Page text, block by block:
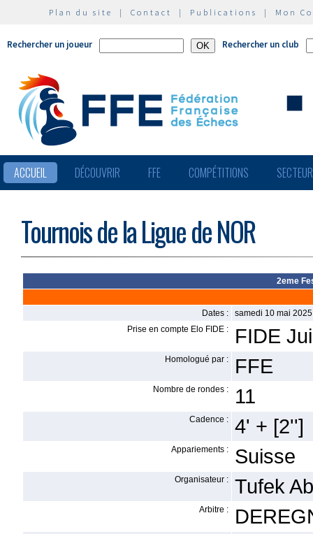
Plan du site | Contact | Publications | Mon
Rechercher un joueur Rechercher un club
ACCUEIL DÉCOUVRIR FFE COMPÉTITIONS
Tournois de la Ligue de NOR
2eme
Dates :
samedi 10 mai
Prise en compte Elo FIDE :
FIDE
Homologué par : FFE
Nombre de rondes : 11
Cadence : 4' + [2'']
Appariements : Suisse
Organisateur : Tufek
Arbitre :